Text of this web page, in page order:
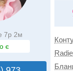
7р 2м
є